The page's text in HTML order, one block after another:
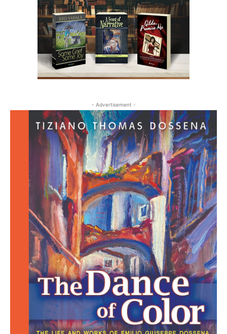
- Advertisement -